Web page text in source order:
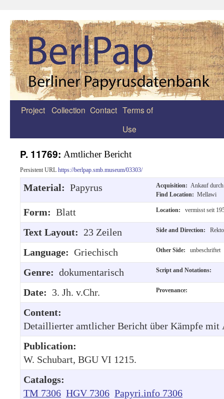
Zum
Project Collection Contact Terms of
Use
P. 11769: Amtlicher Bericht
Persistent URL https://berlpap.smb.museum/03303/
Material: Papyrus Acquisition: Ankauf
Find Location: Mellawi
Form: Blatt Location: vermisst seit
Text Layout: 23 Zeilen Side and Direction:
Language: Griechisch Other Side: unbeschriftet
Genre: dokumentarisch Script and Notations:
Date: 3. Jh. v.Chr. Provenance:
Content:
Detaillierter amtlicher Bericht über Kämpfe mit
Publication:
W. Schubart, BGU VI 1215.
Catalogs:
TM 7306 HGV 7306 Papyri.info 7306